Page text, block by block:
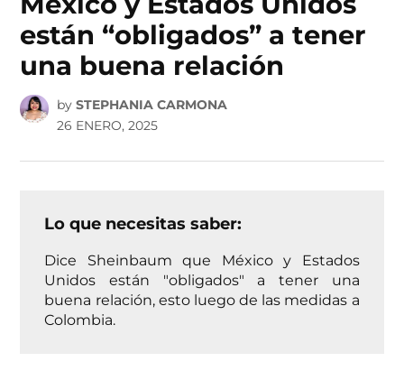
están “obligados” a tener
una buena relación
by STEPHANIA CARMONA
26 ENERO, 2025
Lo que necesitas saber:
Dice Sheinbaum que México y Estados
Unidos están "obligados" a tener una
buena relación, esto luego de las medidas a
Colombia.